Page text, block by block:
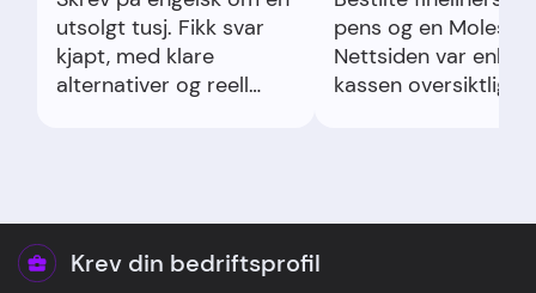
utsolgt tusj. Fikk svar
kjapt, med klare
alternativer og reell
pens og en
Nettsiden var enkel
kassen oversiktlig,
problemer
Krev din bedriftsprofil